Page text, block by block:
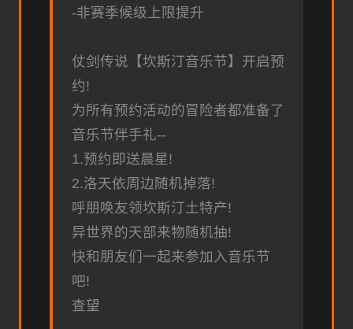
-非赛季候级上限提升
仗剑传说【坎斯汀音乐节】开启预
约!
为所有预约活动的冒险者都准备了
音乐节伴手礼--
1.预约即送晨星!
2.洛天依周边随机掉落!
呼朋唤友领坎斯汀土特产!
异世界的天部来物随机抽!
快和朋友们一起来参加入音乐节
吧!
查望